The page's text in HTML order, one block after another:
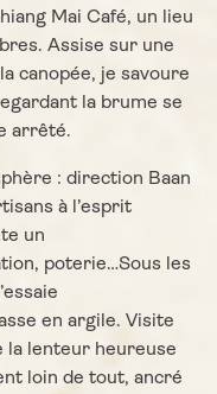
Mai Café, un lieu
Assise sur une
canopée, je savoure
la brume se
arrêté.
: direction Baan
à l’esprit
un
poterie…Sous les
en argile. Visite
la lenteur heureuse
loin de tout, ancré